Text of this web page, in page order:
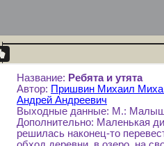
Название: Ребята и утята
Автор: Пришвин Михаил
Андрей Андреевич
Выходные данные: М.:
Дополнительно: Маленькая
решилась наконец-то